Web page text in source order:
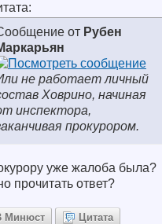
от Рубен
не работает личный
Ховрино, начиная
инспектора,
прокурором.
уже жалоба была?
прочитать ответ?
Минюст
Цитата